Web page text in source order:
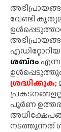
വേണ്ടി
ശബ്‌ദംഎന്ന
ശ്രദ്ധിക്കുക;
പൂർണ
നടത്തുന്നത്